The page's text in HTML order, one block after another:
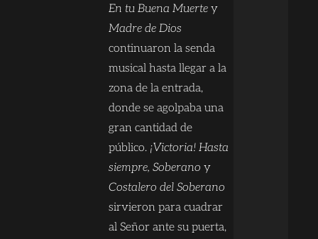
En tu Buena Muerte y
Madre de Dios
continuaron la senda
musical hasta llegar a la
zona de la entrada,
donde se agolpaba una
gran cantidad de
público. ¡Victoria! Hasta
siempre, Soberano y
Costalero del Soberano
sirvieron para cuadrar
al Señor ante su puerta,